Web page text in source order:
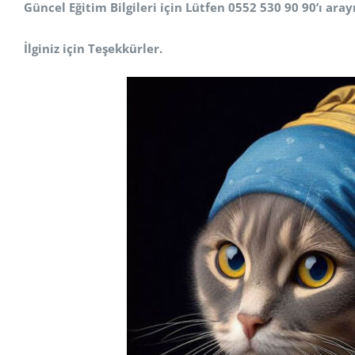
Güncel Eğitim Bilgileri için Lütfen 0552 530 90 90’ı
İlginiz için Teşekkürler.